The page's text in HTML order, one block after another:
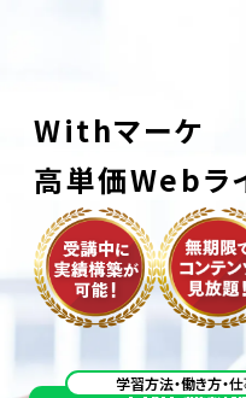
Withマーケ
高単価Webラ
学習方法・働き方・